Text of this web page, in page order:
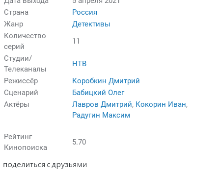
Страна
Россия
Жанр
Детективы
Количество
серий
11
Студии/
Телеканалы
НТВ
Режиссёр
Коробкин Дмитрий
Сценарий
Бабицкий Олег
Актёры
Лавров Дмитрий, Кокорин Иван,
Радугин Максим
Рейтинг
Кинопоиска
5.70